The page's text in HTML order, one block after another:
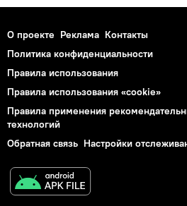
О проекте Реклама Контакты
Политика конфиденциальности
Правила использования
Правила использования «cookie»
Правила применения
технологий
Обратная связь Настройки